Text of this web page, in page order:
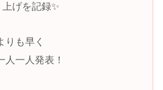
げを記録✨
りも早く
人一人発表！